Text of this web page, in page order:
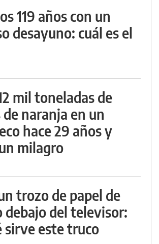
119 años con un
desayuno: cuál es el
mil toneladas de
de naranja en un
hace 29 años y
milagro
trozo de papel de
debajo del televisor:
sirve este truco